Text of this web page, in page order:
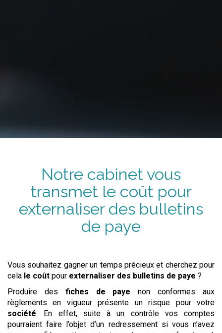
Notre cabinet vous
transmet le coûtpour
externaliser des bulletins
de paye
Vous souhaitez gagner un temps précieux et cherchez pour
cela le coût pour externaliser des bulletins de paye ?
Produire des fiches de paye non conformes aux
règlements en vigueur présente un risque pour votre
société. En effet, suite à un contrôle vos comptes
pourraient faire l’objet d’un redressement si vous n’avez